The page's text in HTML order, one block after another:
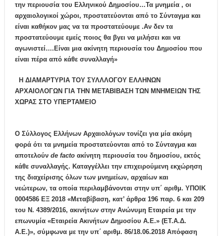
την περιουσία του Ελληνικού Δημοσίου…Τα μνημεία , οι
αρχαιολογικοί χώροι, προστατεύονται από το Σύνταγμα και
είναι καθήκον μας να τα προστατεύουμε .Αν δεν τα
προστατεύουμε εμείς ποιος θα βγει να μιλήσει και να
αγωνιστεί….Είναι μια ακίνητη περιουσία του Δημοσίου που
είναι πέρα από κάθε συναλλαγή»
Η ΔΙΑΜΑΡΤΥΡΙΑ ΤΟΥ ΣΥΛΛΛΟΓΟΥ ΕΛΛΗΝΩΝ
ΑΡΧΑΙΟΛΟΓΩΝ ΓΙΑ ΤΗΝ ΜΕΤΑΒΙΒΑΣΗ ΤΩΝ ΜΝΗΜΕΙΩΝ ΤΗΣ
ΧΩΡΑΣ ΣΤΟ ΥΠΕΡΤΑΜΕΙΟ
O Σύλλογος Ελλήνων Αρχαιολόγων τονίζει για μία ακόμη
φορά ότι τα μνημεία προστατεύονται από το Σύνταγμα και
αποτελούν de facto ακίνητη περιουσία του δημοσίου, εκτός
κάθε συναλλαγής. Καταγγέλλει την επιχειρούμενη εκχώρηση
της διαχείρισης όλων των μνημείων, αρχαίων και
νεώτερων, τα οποία περιλαμβάνονται στην υπ΄ αριθμ. ΥΠΟΙΚ
0004586 ΕΞ 2018 «Μεταβίβαση, κατ’ άρθρα 196 παρ. 6 και 209
του Ν. 4389/2016, ακινήτων στην Ανώνυμη Εταιρεία με την
επωνυμία «Εταιρεία Ακινήτων Δημοσίου Α.Ε.» (ΕΤ.Α.Δ.
Α.Ε.)», σύμφωνα με την υπ΄ αριθμ. 86/18.06.2018 Απόφαση